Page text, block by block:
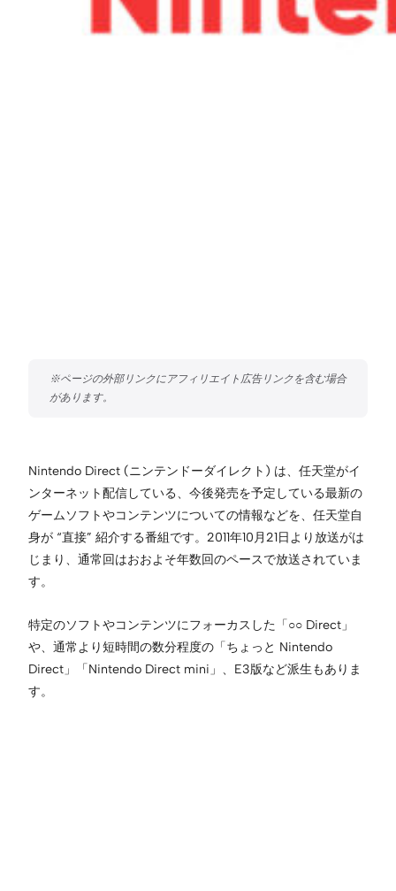
Nintendo Direct (ニンテンドーダイレクト) は、任天堂がイ
ンターネット配信している、今後発売を予定している最新の
ゲームソフトやコンテンツについての情報などを、任天堂自
身が “直接” 紹介する番組です。2011年10月21日より放送がは
じまり、通常回はおおよそ年数回のペースで放送されていま
す。
特定のソフトやコンテンツにフォーカスした「○○ Direct」
や、通常より短時間の数分程度の「ちょっと Nintendo
Direct」「Nintendo Direct mini」、E3版など派生もありま
す。